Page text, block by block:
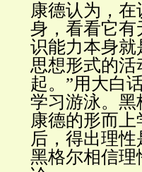
康德认为，
身，看看它
识能力本身就
思想形式的
起。 ”用大白
学习游泳。
康德的形而
后，得出理性
黑格尔相信